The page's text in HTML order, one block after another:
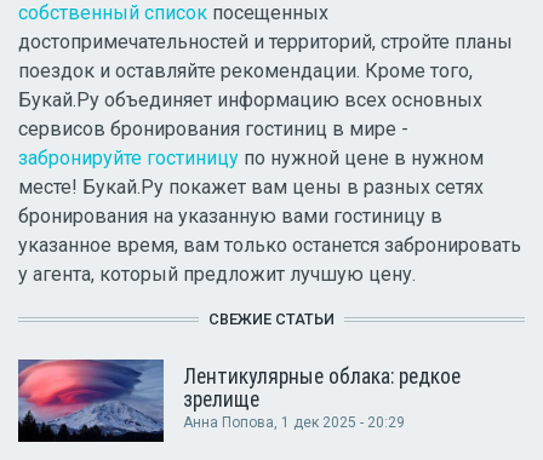
собственный список посещенных
достопримечательностей и территорий, стройте планы
поездок и оставляйте рекомендации. Кроме того,
Букай.Ру объединяет информацию всех основных
сервисов бронирования гостиниц в мире -
забронируйте гостиницу по нужной цене в нужном
месте! Букай.Ру покажет вам цены в разных сетях
бронирования на указанную вами гостиницу в
указанное время, вам только останется забронировать
у агента, который предложит лучшую цену.
СВЕЖИЕ СТАТЬИ
Лентикулярные облака: редкое
зрелище
Анна Попова, 1 дек 2025 - 20:29